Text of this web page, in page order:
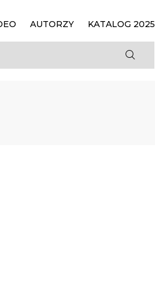
AUTORZY KATALOG 2025